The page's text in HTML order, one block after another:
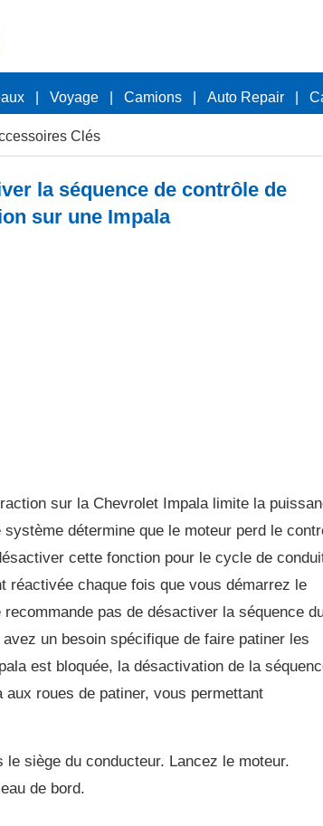
Voyage Camions Auto Repair
Clés
la séquence de contrôle de
sur une Impala
sur la Chevrolet Impala limite la
détermine que le moteur perd le
cette fonction pour le cycle de
réactivée chaque fois que vous démarrez le
pas de désactiver la séquence
un besoin spécifique de faire patiner les
est bloquée, la désactivation de la
roues de patiner, vous permettant
siège du conducteur. Lancez le moteur.
de bord.